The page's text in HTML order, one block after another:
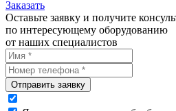
Заказать
Оставьте заявку и получите
по интересующему оборудованию
от наших специалистов
Отправить заявку